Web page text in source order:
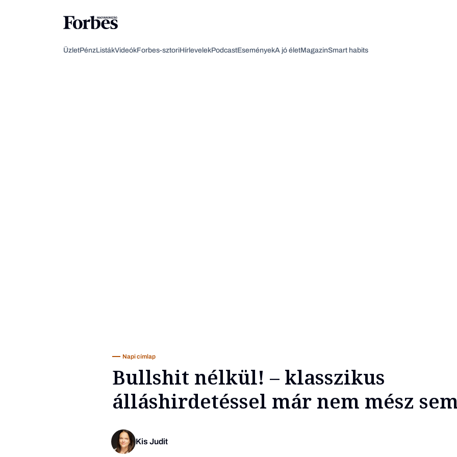
ÜzletPénzListákVideókForbes-sztoriHírlevelekPodcastEseményekA jó életMagazinSmart habits
Napi címlap
Bullshit nélkül! – klasszikus
álláshirdetéssel már nem mész
Kis Judit